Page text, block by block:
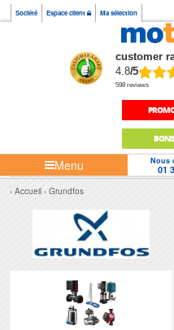
Société Espace client Ma sélection
customer
4.8/5
598 reviews
Menu Nous
01
Accueil Grundfos